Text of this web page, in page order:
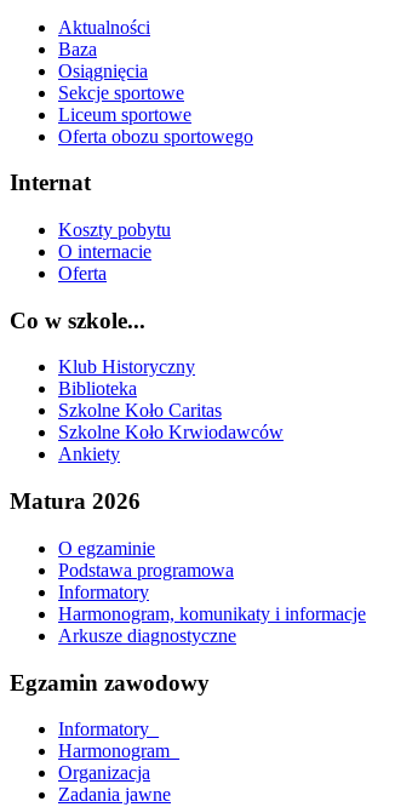
Aktualności
Baza
Osiągnięcia
Sekcje sportowe
Liceum sportowe
Oferta obozu sportowego
Internat
Koszty pobytu
O internacie
Oferta
Co w szkole...
Klub Historyczny
Biblioteka
Szkolne Koło Caritas
Szkolne Koło Krwiodawców
Ankiety
Matura 2026
O egzaminie
Podstawa programowa
Informatory
Harmonogram, komunikaty i informacje
Arkusze diagnostyczne
Egzamin zawodowy
Informatory_
Harmonogram_
Organizacja
Zadania jawne